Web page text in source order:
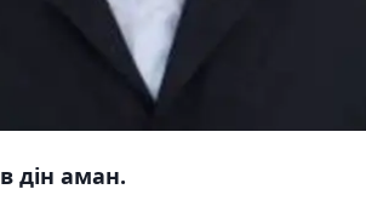
дін аман.